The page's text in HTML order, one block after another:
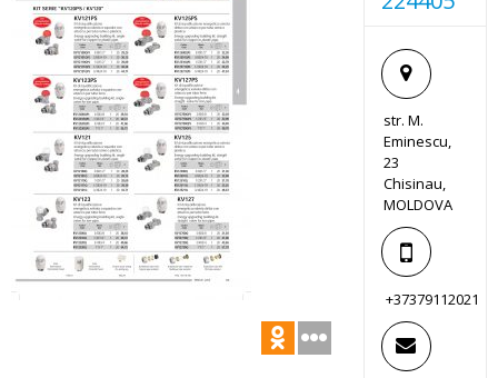
str. M.
Eminescu,
23
Chisinau,
MOLDOVA
+37379112021